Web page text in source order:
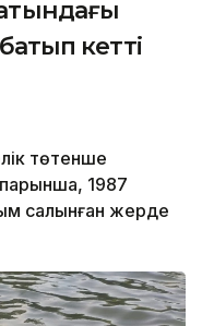
кетті
төтенше
1987
салынған жерде